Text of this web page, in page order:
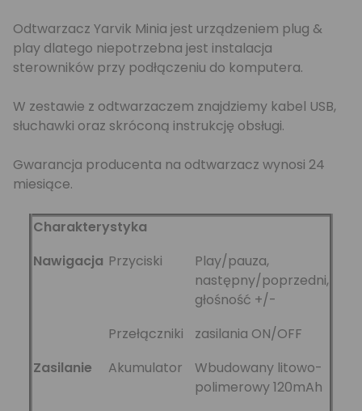
Odtwarzacz Yarvik Minia jest urządzeniem plug &
play dlatego niepotrzebna jest instalacja
sterowników przy podłączeniu do komputera.
W zestawie z odtwarzaczem znajdziemy kabel USB,
słuchawki oraz skróconą instrukcję obsługi.
Gwarancja producenta na odtwarzacz wynosi 24
miesiące.
Charakterystyka
Nawigacja Przyciski
Play/pauza,
następny/poprzedni,
głośność +/-
Przełączniki
zasilania ON/OFF
Zasilanie
Akumulator
Wbudowany litowo-
polimerowy 120mAh